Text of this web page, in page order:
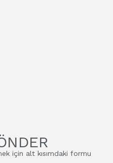
için alt kısımdaki formu